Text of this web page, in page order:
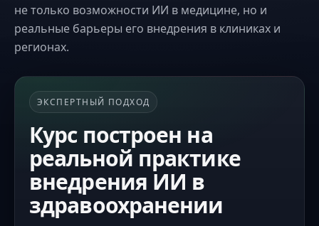
не только возможности ИИ в медицине, но и
реальные барьеры его внедрения в клиниках и
регионах.
ЭКСПЕРТНЫЙ ПОДХОД
Курс построен на
реальной практике
внедрения ИИ в
здравоохранении